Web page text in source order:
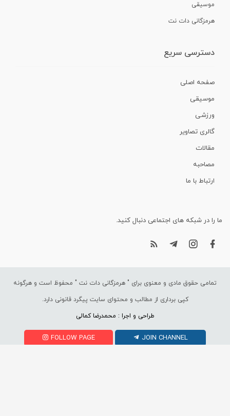
موسیقی
هرمزگانی دات نت
دسترسی سریع
صفحه اصلی
موسیقی
ورزشی
گالری تصاویر
مقالات
مصاحبه
ارتباط با ما
ما را در شبکه های اجتماعی دنبال کنید.
تمامی حقوق مادی و معنوی برای " هرمزگانی دات نت " محفوظ است و هرگونه
کپی برداری از مطالب و محتوای سایت پیگرد قانونی دارد.
طراحی و اجرا : محمدرضا کمالی
FOLLOW PAGE JOIN CHANNEL